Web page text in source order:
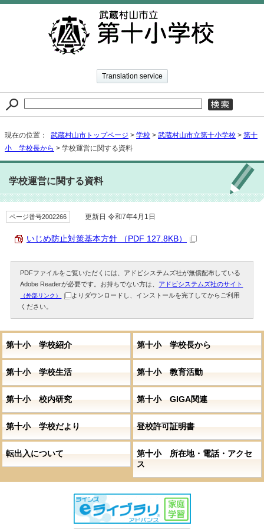
Translation service
現在の位置： 武蔵村山市トップページ > 学校 > 武蔵村山市立第十小学校 > 第十
小 学校長から > 学校運営に関する資料
学校運営に関する資料
ページ番号2002266 更新日 令和7年4月1日
いじめ防止対策基本方針 （PDF 127.8KB）
PDFファイルをご覧いただくには、アドビシステムズ社が無償配布している
Adobe Readerが必要です。お持ちでない方は、 アドビシステムズ社のサイト
（外部リンク）
よりダウンロードし、インストールを完了してからご利用
ください。
第十小 学校紹介 第十小 学校長から
第十小 学校生活 第十小 教育活動
第十小 校内研究 第十小 GIGA関連
第十小 学校だより 登校許可証明書
転出入について
第十小 所在地・電話・アクセ
ス